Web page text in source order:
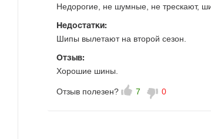
Недорогие, не шумные, не трескают,
Недостатки:
Шипы вылетают на второй сезон.
Отзыв:
Хорошие шины.
Отзыв полезен? 7 0